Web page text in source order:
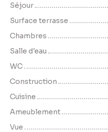
Séjour
Surface terrasse
Chambres
Salle d'eau
WC
Construction
Cuisine
Ameublement
Vue